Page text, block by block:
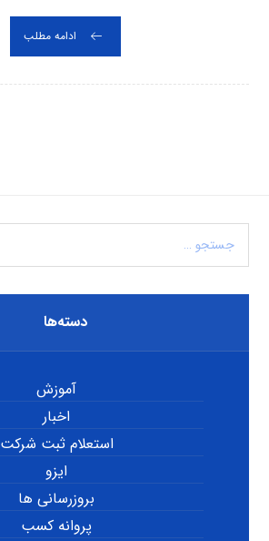
ادامه مطلب
دسته‌ها
آموزش
اخبار
استعلام ثبت شرکت
ایزو
بروزرسانی ها
پروانه کسب